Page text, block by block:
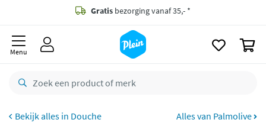
Gratis bezorging vanaf 35,- *
Bestelling uiterlijkzaterdag
retourneren
Menu
Douche Alles van Palmolive